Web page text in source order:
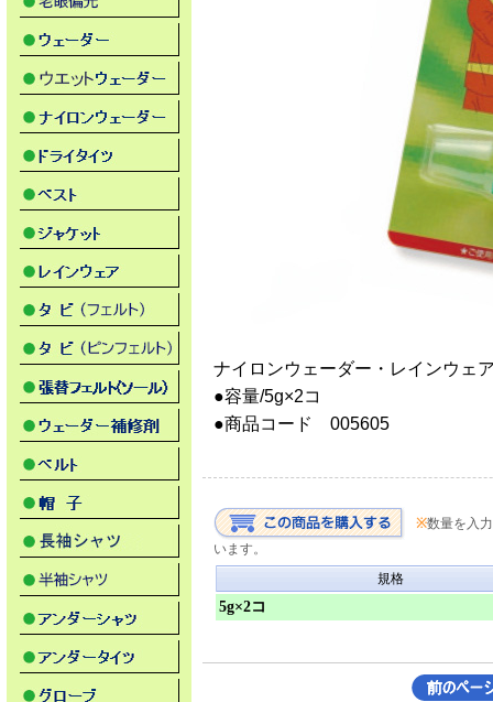
ナイロンウェーダー・レインウェ
●容量/5g×2コ
●商品コード 005605
※数量を入
います。
規格
5g×2コ